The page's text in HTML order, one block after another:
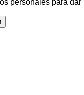
personales para dar